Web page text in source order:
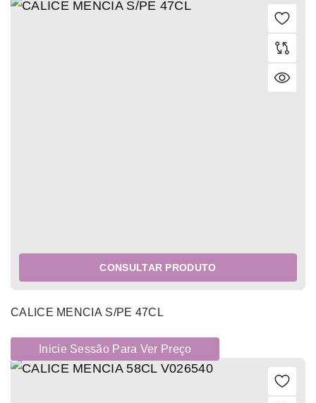
CONSULTAR PRODUTO
CALICE MENCIA S/PE 47CL
Inicie Sessão Para Ver Preço